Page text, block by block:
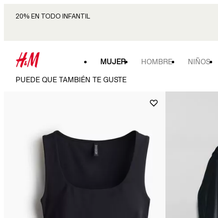
20% EN TODO INFANTIL
MUJER HOMBRE NIÑOS
PUEDE QUE TAMBIÉN TE GUSTE